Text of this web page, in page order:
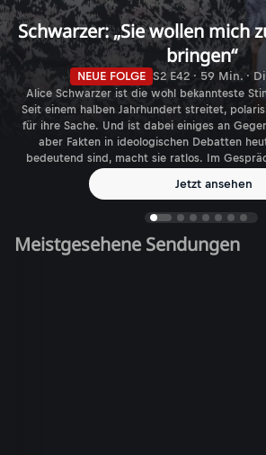
Schwarzer: „Sie wollen mich
bringen“
NEUE FOLGE S2 E42 · 59 Min. ·
Alice Schwarzer ist die wohl bekannteste
Seit einem halben Jahrhundert streitet,
für ihre Sache. Und ist dabei einiges an
aber Fakten in ideologischen Debatten
bedeutend sind, macht sie ratlos. Im
spricht die Journalistin, Autorin und
Feminismus - und die gefühlt immer
Jetzt ansehen
Meistgesehene Sendungen